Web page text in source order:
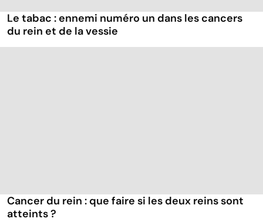
Le tabac : ennemi numéro un dans les cancers
du rein et de la vessie
Cancer du rein : que faire si les deux reins sont
atteints ?